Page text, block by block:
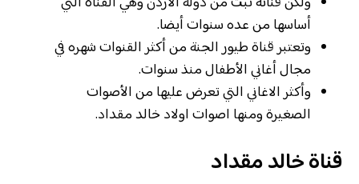
أساسها من عده سنوات أيضا.
وتعتبر قناة طيور الجنة من أكثر القنوات شهره في
مجال أغاني الأطفال منذ سنوات.
وأكثر الاغاني التي تعرض عليها من الأصوات
الصغيرة ومنها اصوات اولاد خالد مقداد.
قناة خالد مقداد